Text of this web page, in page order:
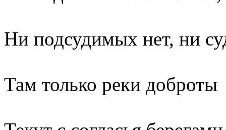
Ни подсудимых нет, ни
Там только реки доброты